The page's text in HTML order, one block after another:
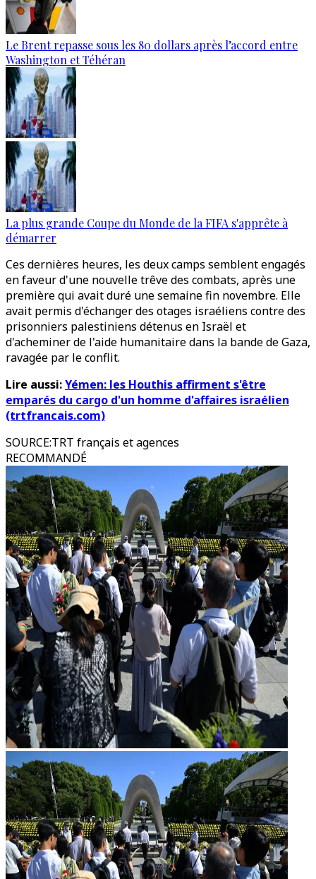
Le Brent repasse sous les 80 dollars après l’accord entre
Washington et Téhéran
La plus grande Coupe du Monde de la FIFA s'apprête à
démarrer
Ces dernières heures, les deux camps semblent engagés
en faveur d'une nouvelle trêve des combats, après une
première qui avait duré une semaine fin novembre. Elle
avait permis d'échanger des otages israéliens contre des
prisonniers palestiniens détenus en Israël et
d'acheminer de l'aide humanitaire dans la bande de Gaza,
ravagée par le conflit.
Lire aussi:Yémen: les Houthis affirment s'être
emparés du cargo d'un homme d'affaires israélien
(trtfrancais.com)
SOURCE:TRT français et agences
RECOMMANDÉ